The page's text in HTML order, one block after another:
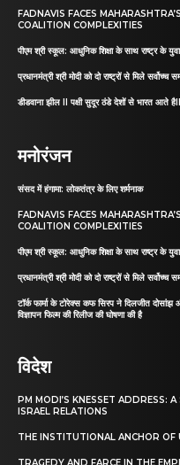
FADNAVIS FACES
COALITION COMPLEXITIES
पीएम श्री स्कूल: आधुनिक शिक्षा के साथ राष्ट्र के
प्रधानमंत्री श्री मोदी को दो राष्ट्रों से मिले
डीडवाना झील II पक्षी सुदूर ठंडे देशों से भारत आते हैII
मनोरंजन
संसद में हंगामा: लोकतंत्र के लिए शर्मनाक
FADNAVIS FACES
COALITION COMPLEXITIES
पीएम श्री स्कूल: आधुनिक शिक्षा के साथ राष्ट्र के
प्रधानमंत्री श्री मोदी को दो राष्ट्रों से मिले
टॉर्क फार्मा के टोरेक्स कफ सिरप ने दिलजीत
विज्ञापन फिल्म की रिलीज की घोषणा की है
विदेश
PM MODI’S KNESSET ADDRESS:
ISRAEL RELATIONS
THE INSTITUTIONAL ANCHOR OF
TRAGEDY AND FARCE IN THE